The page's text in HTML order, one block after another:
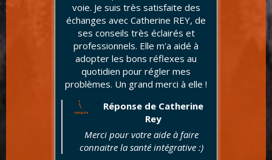
voie. Je suis très satisfaite des
échanges avec Catherine REY, de
ses conseils très éclairés et
professionnels. Elle m'a aidé à
adopter les bons réflexes au
quotidien pour régler mes
problèmes. Un grand merci à elle !
Réponse de Catherine
Rey
Merci pour votre aide à faire
connaitre la santé intégrative :)